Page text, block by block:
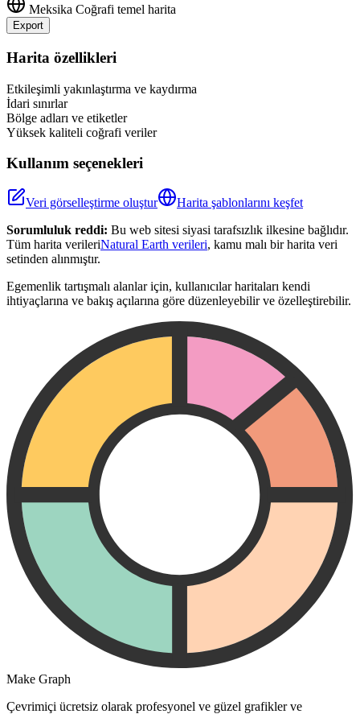
Meksika Coğrafi temel harita
Export
+
−
Harita özellikleri
Etkileşimli yakınlaştırma ve kaydırma
İdari sınırlar
Bölge adları ve etiketler
Yüksek kaliteli coğrafi veriler
Kullanım seçenekleri
Veri görselleştirme oluştur
Harita şablonlarını keşfet
Sorumluluk reddi: Bu web sitesi siyasi tarafsızlık ilkesine bağlıdır.
Tüm harita verileriNatural Earth verileri, kamu malı bir harita veri
setinden alınmıştır.
Egemenlik tartışmalı alanlar için, kullanıcılar haritaları kendi
ihtiyaçlarına ve bakış açılarına göre düzenleyebilir ve özelleştirebilir.
Make Graph
Çevrimiçi ücretsiz olarak profesyonel ve güzel grafikler ve